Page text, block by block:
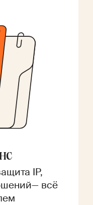
IP,
всё